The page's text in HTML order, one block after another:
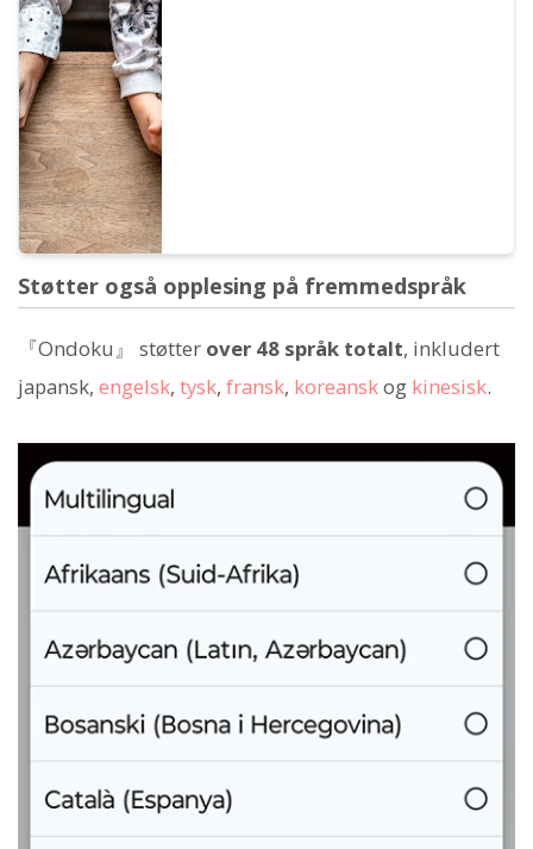
Støtter også opplesing på fremmedspråk
『Ondoku』 støtter over 48 språk totalt, inkludert
japansk, engelsk, tysk, fransk, koreanskog kinesisk.